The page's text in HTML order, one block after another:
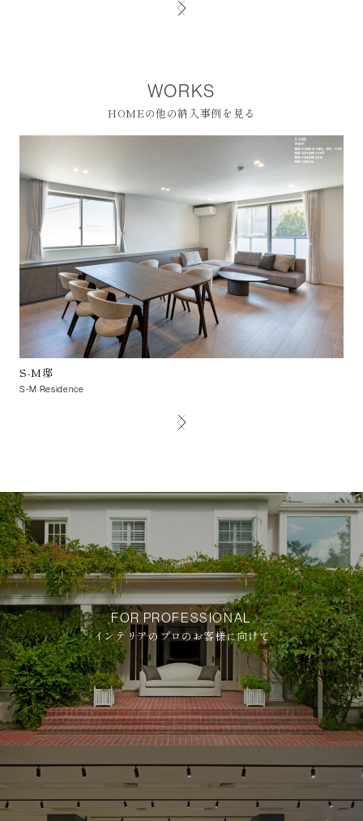
WORKS
HOMEの他の納入事例を見る
S-M邸
S-M Residence
FOR PROFESSIONAL
インテリアのプロのお客様に向けて